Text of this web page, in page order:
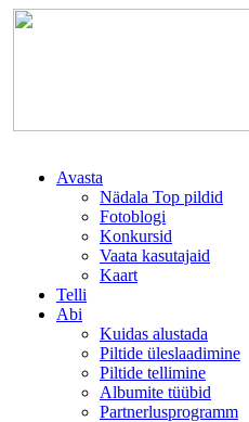
Avasta
Nädala Top pildid
Fotoblogi
Konkursid
Vaata kasutajaid
Kaart
Telli
Abi
Kuidas alustada
Piltide üleslaadimine
Piltide tellimine
Albumite tüübid
Partnerlusprogramm